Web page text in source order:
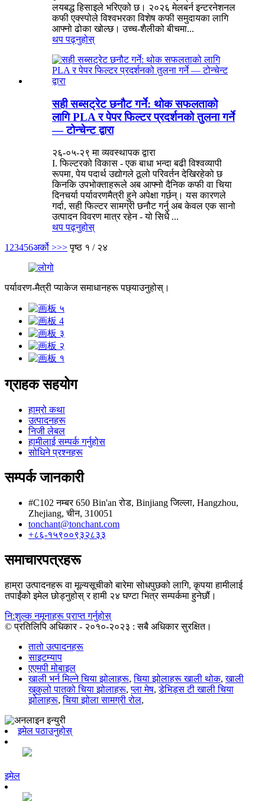
लयबद्ध हिसाइले भरिएको छ। २०२६ मेलबर्न इन्टरनेशनल
कफी एक्स्पोले विश्वभरका विशेष कफी समुदायका लागि
आफ्नो ढोका खोल्छ। उच्च-शैलीको बीचमा...
थप पढ्नुहोस्
सही सब्सट्रेट छनौट गर्ने: थोक सफलताको
लागि PLA र पेपर फिल्टर प्रदर्शनको तुलना गर्ने
— टोन्चेन्ट द्वारा
२६-०५-२९ मा व्यवस्थापक द्वारा
I. फिल्टरको विकास - एक बाधा भन्दा बढी विश्वव्यापी
रूपमा, पेय पदार्थ उद्योगले ठूलो परिवर्तन देखिरहेको छ
किनकि उपभोक्ताहरूले अब आफ्नो दैनिक कफी वा चिया
दिनचर्या पर्यावरणमैत्री हुने अपेक्षा गर्छन्। यस कारणले
गर्दा, सही फिल्टर सामग्री छनौट गर्नु अब केवल एक सानो
उत्पादन विवरण मात्र रहेन - यो सिधै ...
थप पढ्नुहोस्
1 23456अर्को >>> पृष्ठ १ / २४
पर्यावरण-मैत्री प्याकेज समाधानहरू पछ्याउनुहोस्।
ग्राहक सहयोग
हाम्रो कथा
उत्पादनहरू
निजी लेबल
हामीलाई सम्पर्क गर्नुहोस
सोधिने प्रश्नहरू
सम्पर्क जानकारी
#C102 नम्बर 650 Bin'an रोड, Binjiang जिल्ला, Hangzhou,
Zhejiang, चीन, 310051
tonchant@tonchant.com
+८६-१५९००९३२८३३
समाचारपत्रहरू
हाम्रा उत्पादनहरू वा मूल्यसूचीको बारेमा सोधपुछको लागि, कृपया हामीलाई
तपाईंको इमेल छोड्नुहोस् र हामी २४ घण्टा भित्र सम्पर्कमा हुनेछौं।
नि:शुल्क नमूनाहरू प्राप्त गर्नुहोस्
© प्रतिलिपि अधिकार - २०१०-२०२३ : सबै अधिकार सुरक्षित।
तातो उत्पादनहरू
साइटम्याप
एएमपी मोबाइल
खाली भर्न मिल्ने चिया झोलाहरू,चिया झोलाहरू खाली थोक,खाली
खुकुलो पातको चिया झोलाहरू,प्ला मेष,डेभिड्स टी खाली चिया
झोलाहरू,चिया झोला सामग्री रोल,
इमेल पठाउनुहोस्
इमेल